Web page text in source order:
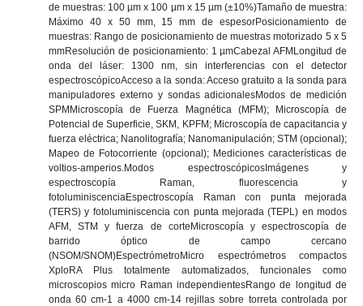
de muestras: 100 µm x 100 µm x 15 µm (±10%)Tamaño de muestra:
Máximo 40 x 50 mm, 15 mm de espesorPosicionamiento de
muestras: Rango de posicionamiento de muestras motorizado 5 x 5
mmResolución de posicionamiento: 1 µmCabezal AFMLongitud de
onda del láser: 1300 nm, sin interferencias con el detector
espectroscópicoAcceso a la sonda: Acceso gratuito a la sonda para
manipuladores externo y sondas adicionalesModos de medición
SPMMicroscopía de Fuerza Magnética (MFM); Microscopía de
Potencial de Superficie, SKM, KPFM; Microscopía de capacitancia y
fuerza eléctrica; Nanolitografía; Nanomanipulación; STM (opcional);
Mapeo de Fotocorriente (opcional); Mediciones características de
voltios-amperios.Modos espectroscópicosImágenes y
espectroscopía Raman, fluorescencia y
fotoluminiscenciaEspectroscopía Raman con punta mejorada
(TERS) y fotoluminiscencia con punta mejorada (TEPL) en modos
AFM, STM y fuerza de corteMicroscopía y espectroscopía de
barrido óptico de campo cercano
(NSOM/SNOM)EspectrómetroMicro espectrómetros compactos
XploRA Plus totalmente automatizados, funcionales como
microscopios micro Raman independientesRango de longitud de
onda 60 cm-1 a 4000 cm-14 rejillas sobre torreta controlada por